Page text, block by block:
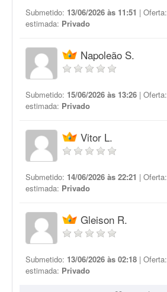
Submetido: 13/06/2026 às 11:51 | Oferta:
estimada: Privado
Napoleão S.
Submetido: 15/06/2026 às 13:26 | Oferta:
estimada: Privado
Vitor L.
Submetido: 14/06/2026 às 22:21 | Oferta:
estimada: Privado
Gleison R.
Submetido: 13/06/2026 às 02:18 | Oferta:
estimada: Privado